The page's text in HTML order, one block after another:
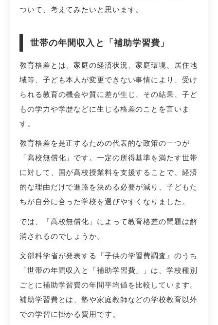
ついて、考えてみたいと思います。
世帯の年間収入と「補助学習費」
教育格差とは、家庭の経済状況、家庭環境、居住地
域等、子ども本人が変更できない事情により、受け
られる教育の機会や質に差が生じ、その結果、子ど
もの学力や学歴などに生じる格差のことを言いま
す。
教育格差を是正するための代表的な政策の一つが
「高校無償化」です。一定の所得基準を満たす世帯
に対して、国が高校授業料を支援することで、経済
的な理由だけで進路を決める必要が減り、子どもた
ちが自分に合った学校を選びやすくなりました。
では、「高校無償化」によって教育格差の問題は解
消されるのでしょうか。
文部科学省が発表する『子供の学習費調査』のうち
「世帯の年間収入と「補助学習費」」は、学校種別
ごとに補助学習費の年間平均値を比較しています。
補助学習費とは、塾や家庭教師などの学校教育以外
での学習に掛かる費用です。